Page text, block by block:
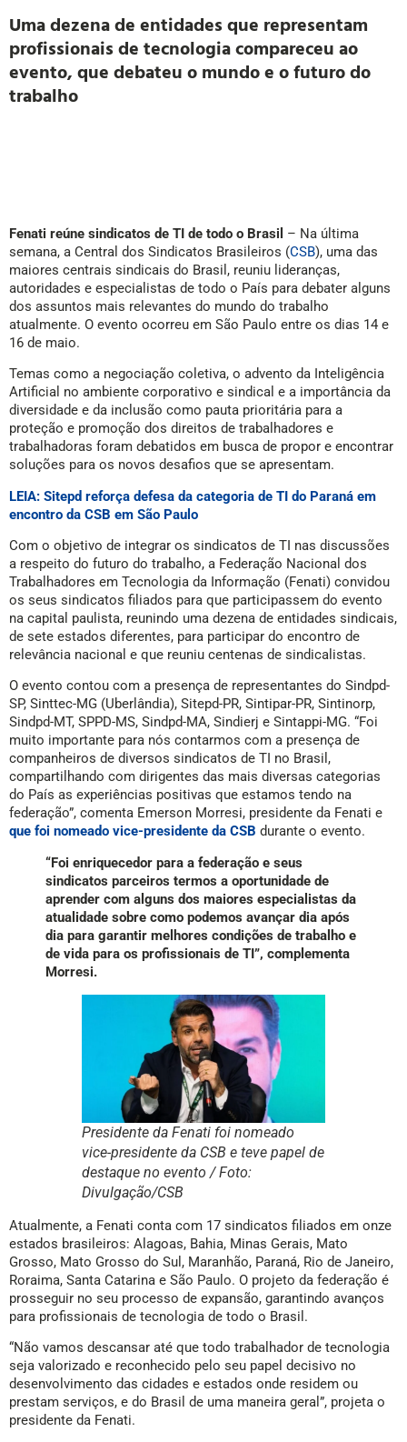
Uma dezena de entidades que representam
profissionais de tecnologia compareceu ao
evento, que debateu o mundo e o futuro do
trabalho
Fenati reúne sindicatos de TI de todo o Brasil – Na última
semana, a Central dos Sindicatos Brasileiros (CSB), uma das
maiores centrais sindicais do Brasil, reuniu lideranças,
autoridades e especialistas de todo o País para debater alguns
dos assuntos mais relevantes do mundo do trabalho
atualmente. O evento ocorreu em São Paulo entre os dias 14 e
16 de maio.
Temas como a negociação coletiva, o advento da Inteligência
Artificial no ambiente corporativo e sindical e a importância da
diversidade e da inclusão como pauta prioritária para a
proteção e promoção dos direitos de trabalhadores e
trabalhadoras foram debatidos em busca de propor e encontrar
soluções para os novos desafios que se apresentam.
LEIA: Sitepd reforça defesa da categoria de TI do Paraná em
encontro da CSB em São Paulo
Com o objetivo de integrar os sindicatos de TI nas discussões
a respeito do futuro do trabalho, a Federação Nacional dos
Trabalhadores em Tecnologia da Informação (Fenati) convidou
os seus sindicatos filiados para que participassem do evento
na capital paulista, reunindo uma dezena de entidades sindicais,
de sete estados diferentes, para participar do encontro de
relevância nacional e que reuniu centenas de sindicalistas.
O evento contou com a presença de representantes do Sindpd-
SP, Sinttec-MG (Uberlândia), Sitepd-PR, Sintipar-PR, Sintinorp,
Sindpd-MT, SPPD-MS, Sindpd-MA, Sindierj e Sintappi-MG. “Foi
muito importante para nós contarmos com a presença de
companheiros de diversos sindicatos de TI no Brasil,
compartilhando com dirigentes das mais diversas categorias
do País as experiências positivas que estamos tendo na
federação”, comenta Emerson Morresi, presidente da Fenati e
que foi nomeado vice-presidente da CSB durante o evento.
“Foi enriquecedor para a federação e seus
sindicatos parceiros termos a oportunidade de
aprender com alguns dos maiores especialistas da
atualidade sobre como podemos avançar dia após
dia para garantir melhores condições de trabalho e
de vida para os profissionais de TI”, complementa
Morresi.
Presidente da Fenati foi nomeado
vice-presidente da CSB e teve papel de
destaque no evento / Foto:
Divulgação/CSB
Atualmente, a Fenati conta com 17 sindicatos filiados em onze
estados brasileiros: Alagoas, Bahia, Minas Gerais, Mato
Grosso, Mato Grosso do Sul, Maranhão, Paraná, Rio de Janeiro,
Roraima, Santa Catarina e São Paulo. O projeto da federação é
prosseguir no seu processo de expansão, garantindo avanços
para profissionais de tecnologia de todo o Brasil.
“Não vamos descansar até que todo trabalhador de tecnologia
seja valorizado e reconhecido pelo seu papel decisivo no
desenvolvimento das cidades e estados onde residem ou
prestam serviços, e do Brasil de uma maneira geral”, projeta o
presidente da Fenati.